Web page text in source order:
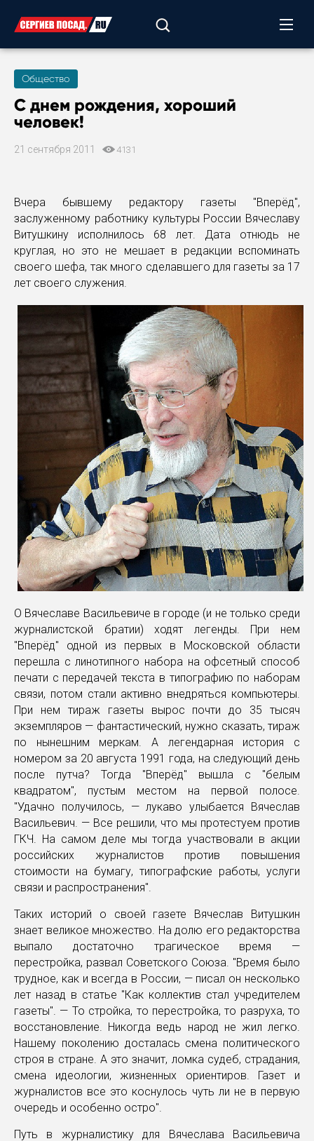
Общество
С днем рождения, хороший
человек!
21 сентября 2011 4131
Вчера бывшему редактору газеты "Вперёд",
заслуженному работнику культуры России Вячеславу
Витушкину исполнилось 68 лет. Дата отнюдь не
круглая, но это не мешает в редакции вспоминать
своего шефа, так много сделавшего для газеты за 17
лет своего служения.
О Вячеславе Васильевиче в городе (и не только среди
журналистской братии) ходят легенды. При нем
"Вперёд" одной из первых в Московской области
перешла с линотипного набора на офсетный способ
печати с передачей текста в типографию по наборам
связи, потом стали активно внедряться компьютеры.
При нем тираж газеты вырос почти до 35 тысяч
экземпляров — фантастический, нужно сказать, тираж
по нынешним меркам. А легендарная история с
номером за 20 августа 1991 года, на следующий день
после путча? Тогда "Вперёд" вышла с "белым
квадратом", пустым местом на первой полосе.
"Удачно получилось, — лукаво улыбается Вячеслав
Васильевич. — Все решили, что мы протестуем против
ГКЧ. На самом деле мы тогда участвовали в акции
российских журналистов против повышения
стоимости на бумагу, типографские работы, услуги
связи и распространения".
Таких историй о своей газете Вячеслав Витушкин
знает великое множество. На долю его редакторства
выпало достаточно трагическое время —
перестройка, развал Советского Союза. "Время было
трудное, как и всегда в России, — писал он несколько
лет назад в статье "Как коллектив стал учредителем
газеты". — То стройка, то перестройка, то разруха, то
восстановление. Никогда ведь народ не жил легко.
Нашему поколению досталась смена политического
строя в стране. А это значит, ломка судеб, страдания,
смена идеологии, жизненных ориентиров. Газет и
журналистов все это коснулось чуть ли не в первую
очередь и особенно остро".
Путь в журналистику для Вячеслава Васильевича